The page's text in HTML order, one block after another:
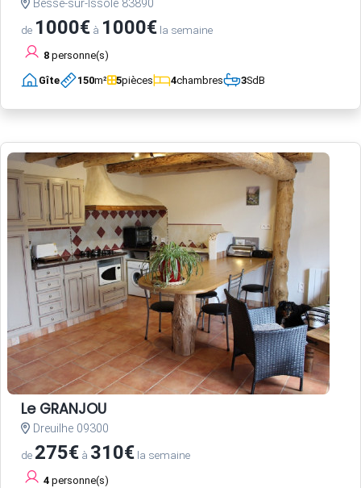
Besse-sur-Issole 83890
de 1000€ à 1000€ la semaine
8 personne(s)
Gîte 150m² 5pièces 4chambres 3SdB
Le GRANJOU
Dreuilhe 09300
de 275€ à 310€ la semaine
4 personne(s)